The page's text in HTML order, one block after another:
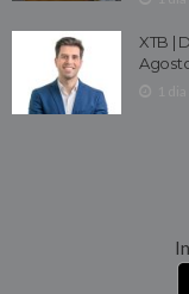
XTB |